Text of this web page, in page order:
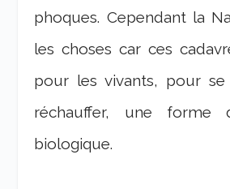
phoques. Cependant la
les choses car ces
pour les vivants, pour
réchauffer, une forme
biologique.